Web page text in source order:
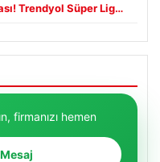
Trendyol Süper Lig…
firmanızı hemen